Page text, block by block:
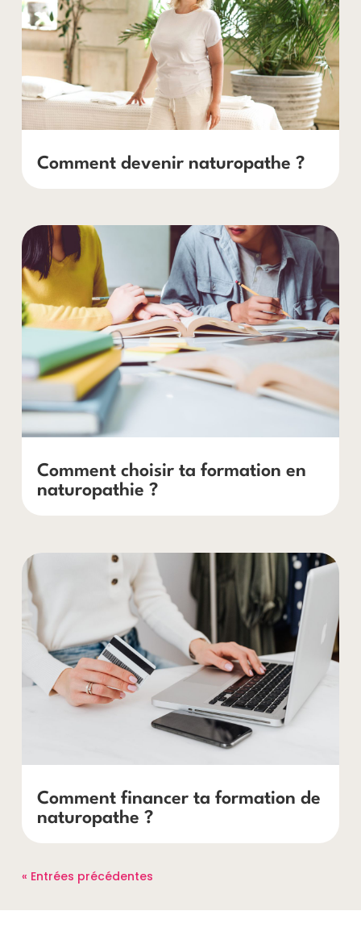
Comment devenir naturopathe ?
Comment choisir ta formation en
naturopathie ?
Comment financer ta formation de
naturopathe ?
« Entrées précédentes